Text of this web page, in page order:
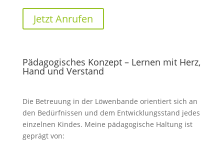
Jetzt Anrufen
Pädagogisches Konzept – Lernen mit Herz,
Hand und Verstand
Die Betreuung in der Löwenbande orientiert sich an
den Bedürfnissen und dem Entwicklungsstand jedes
einzelnen Kindes. Meine pädagogische Haltung ist
geprägt von: